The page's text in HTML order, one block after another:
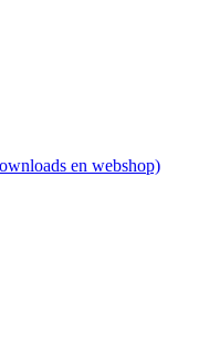
en webshop)